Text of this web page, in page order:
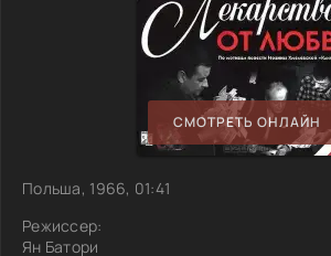
СМОТРЕТЬ ОНЛАЙН
Польша, 1966, 01:41
Режиссер:
Ян Батори